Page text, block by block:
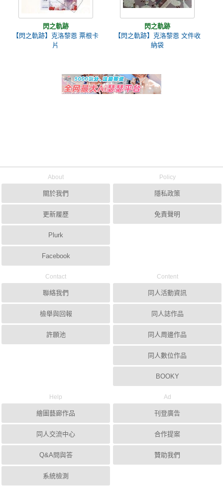
閃之軌跡
【閃之軌跡】克洛黎恩 票根卡
片
閃之軌跡
【閃之軌跡】克洛黎恩 文件收
納袋
About
關於我們
更新履歷
Plurk
Facebook
Policy
隱私政策
免責聲明
Contact
聯絡我們
檢舉與回報
許願池
Content
同人活動資訊
同人誌作品
同人周邊作品
同人數位作品
BOOKY
Help
繪圖藝廊作品
同人交流中心
Q&A問與答
系統檢測
Ad
刊登廣告
合作提案
贊助我們